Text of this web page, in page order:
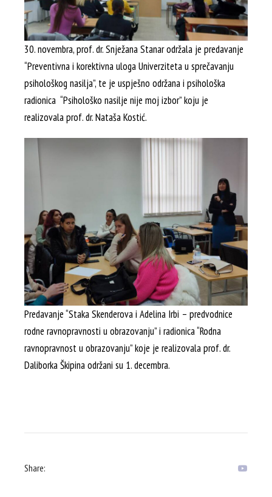
30. novembra, prof. dr. Snježana Stanar održala je predavanje
“Preventivna i korektivna uloga Univerziteta u sprečavanju
psihološkog nasilja”, te je uspješno održana i psihološka
radionica “Psihološko nasilje nije moj izbor” koju je
realizovala prof. dr. Nataša Kostić.
Predavanje “Staka Skenderova i Adelina Irbi – predvodnice
rodne ravnopravnosti u obrazovanju” i radionica “Rodna
ravnopravnost u obrazovanju” koje je realizovala prof. dr.
Daliborka Škipina održani su 1. decembra.
Share: